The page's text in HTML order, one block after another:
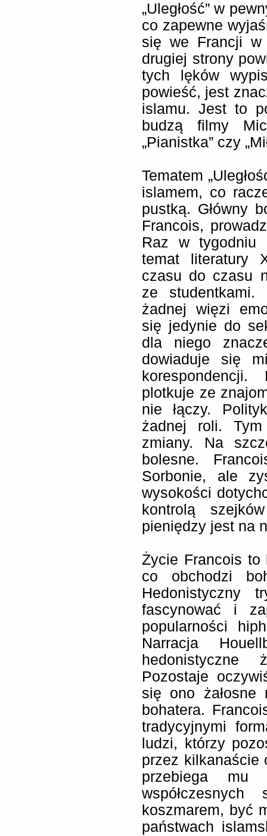
„Uległość” w
co zapewne
się we Francji w
drugiej strony
tych lęków
powieść, jest
islamu. Jest to
budzą filmy
„Pianistka” czy
Tematem
islamem, co
pustką. Główny
Francois,
Raz w tygodniu
temat literatury
czasu do czasu
ze
żadnej więzi
się jedynie do
dla niego
dowiaduje się
plotkuje ze
nie łączy.
żadnej roli.
zmiany. Na
bolesne.
Sorbonie, ale
wysokości
kontrolą
pieniędzy jest na
Życie Francois to
co obchodzi
Hedonistyczny
fascynować i
popularności
Narracja
Pozostaje
się ono żałosne
bohatera.
tradycyjnymi
ludzi, którzy
przez kilkanaście
przebiega
współczesnych
koszmarem, być
państwach